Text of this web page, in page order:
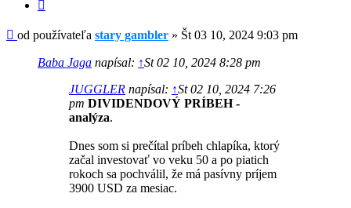
Príspevok
od používateľa stary gambler » Št 03 10, 2024 9:03 pm
Baba Jaga napísal: ↑St 02 10, 2024 8:28 pm
JUGGLER napísal: ↑St 02 10, 2024 7:26
pm DIVIDENDOVÝ PRÍBEH -
analýza.
Dnes som si prečítal príbeh chlapíka, ktorý
začal investovať vo veku 50 a po piatich
rokoch sa pochválil, že má pasívny príjem
3900 USD za mesiac.